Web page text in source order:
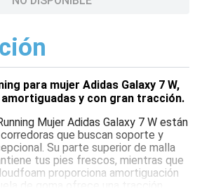
para mujer Adidas Galaxy 7 W,
y con gran tracción.
Mujer Adidas Galaxy 7 W están
que buscan soporte y
Su parte superior de malla
tus pies frescos, mientras que
proporciona amortiguación
de goma ofrece una tracción